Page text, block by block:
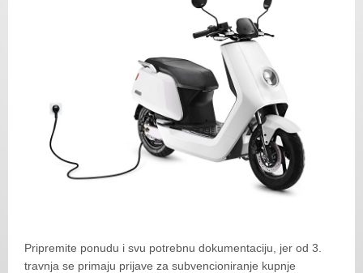
Pripremite ponudu i svu potrebnu dokumentaciju, jer od 3.
travnja se primaju prijave za subvencioniranje kupnje